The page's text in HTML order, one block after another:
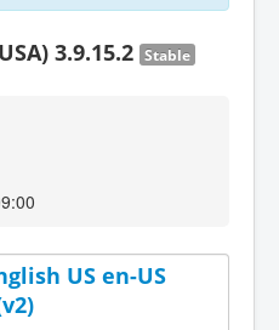
3.9.15.2 Stable
US en-US